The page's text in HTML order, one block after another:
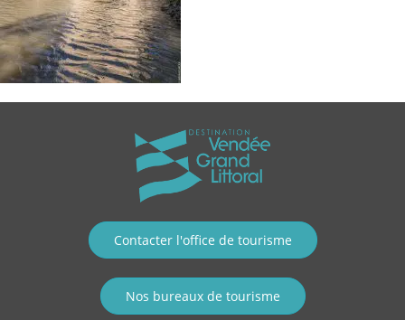
Contacter l'office de tourisme
Nos bureaux de tourisme